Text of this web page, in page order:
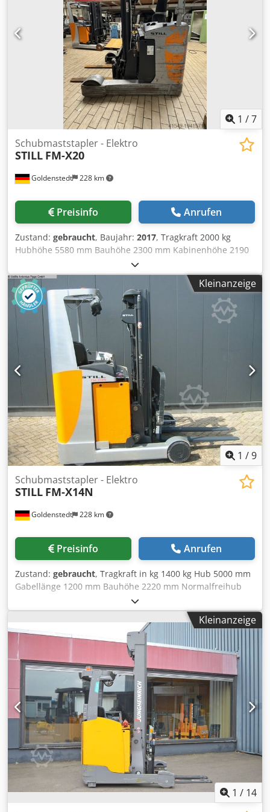
Zustand: 60 - 80% Bereifung hinten Typ: Bandagen
Bereifung hinten Zustand: 60 - 80% Batterie Volt: 48V
Batterie Ah: 775Ah Batterie Baujahr: 2020 Beschreibung:
Kippkabine! Gründliche Reinigung, farbliche Auffrischung
schwarz, neue Räder/Rollen, neue Inspektion, neue
Abnahme gemäß FEM, Batterie Regeneration.
Seitenschieber, 3. Ventil, Impulssteuerung, Vollfreihub, CE
1 /7
Goldenstedt 228 km
Schubmaststapler - Elektro
STILL FM-X20
Preisinfo Anrufen
Zustand: gebraucht, Baujahr: 2017, Tragkraft 2000 kg
Hubhöhe 5580 mm Bauhöhe 2300 mm Kabinenhöhe 2190
mm Freihub 1880 mm Gabellänge 1000 mm Batterie 48 V
Antriebsleistung 6,5 kW Hubgeschwindigkeiten 2,04/3,48
m/min Schubmaststapler - Triplexmast - Seitenschieber
Credpfxswuuy Uo Ai Nef - Zinkenverstellung - je 1
Arbeitsscheinwerfer vorne und hinten - Blue Light -
Panoramaspiegel - elektrische Sitzhöhenverstellung
Batterie - Zellentyp 4PzS 560 - Produktionsdatum 2022 -
Nennenergie 25,5 kWh - Nennkapazität 560 Ah - Gewicht
939 kg - Säuremenge 143 l ohne Ladegerät
Kleinanzeige
1 /9
Goldenstedt 228 km
Schubmaststapler - Elektro
STILL FM-X14N
Preisinfo Anrufen
Zustand: gebraucht, Tragkraft in kg 1400 kg Hub 5000 mm
Gabellänge 1200 mm Bauhöhe 2220 mm Normalfreihub
1750 mm Maschinengewicht ca. 3180 inkl Batterie kg
Baujahr der Batterie: 06.2019!!! mit UVV bis 2022 (Juli 2021)
Masttype: Triplex Reifen: Vulkollan Csdpfxjtu Uuco Ai Nerf
SCHMALE AUSFUEHRUNG! Seitenschieber, Batterie 48V
4PzS 620Ah aus 2019 mit Zentralbefuellung, 380V
Hochfrequenz-Ladegeraet
Kleinanzeige
1 / 14